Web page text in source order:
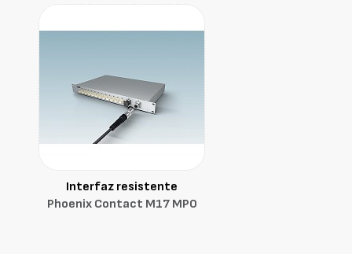
Interfaz resistente
Phoenix Contact M17 MPO